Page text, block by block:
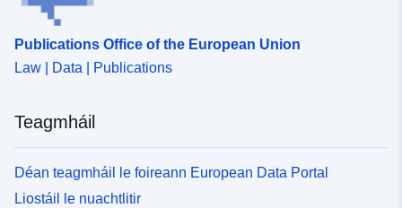
Publications Office of the European Union
Law | Data | Publications
Teagmháil
Déan teagmháil le foireann European Data Portal
Liostáil le nuachtlitir